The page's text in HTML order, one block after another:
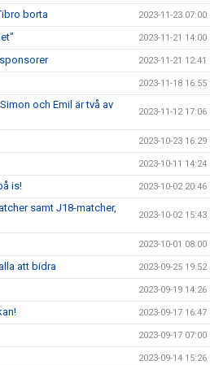
borta 2023-11-23 07:00
2023-11-21 14:00
2023-11-21 12:41
2023-11-18 16:55
och Emil är två av
2023-11-12 17:06
2023-10-23 16:29
2023-10-11 14:24
is! 2023-10-02 20:46
samt J18-matcher,
2023-10-02 15:43
2023-10-01 08:00
att bidra 2023-09-25 19:52
2023-09-19 14:26
2023-09-17 16:47
2023-09-17 07:00
2023-09-14 15:26